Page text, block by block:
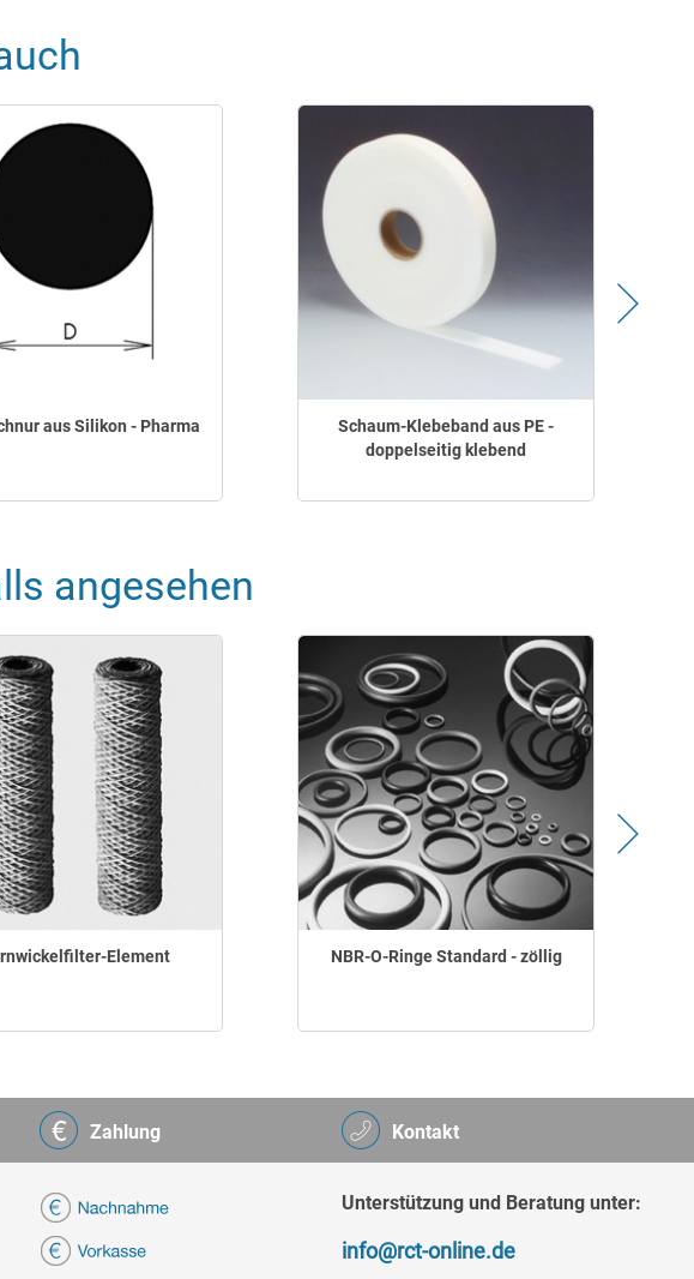
aus Silikon - Pharma
Schaum-Klebeband aus PE -
doppelseitig klebend
angesehen
Element NBR-O-Ringe Standard - zöllig
Kontakt
Unterstützung und Beratung unter:
info@rct-online.de
Zahlung